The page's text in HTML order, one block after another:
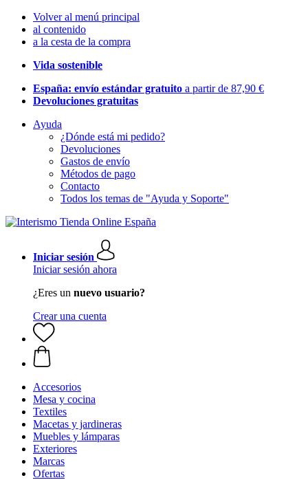
Volver al menú principal
al contenido
a la cesta de la compra
Vida sostenible
España: envío estándar gratuito a partir de 87,90 €
Devoluciones gratuitas
Ayuda
¿Dónde está mi pedido?
Devoluciones
Gastos de envío
Métodos de pago
Contacto
Todos los temas de "Ayuda y Soporte"
Iniciar sesión
Iniciar sesión ahora
¿Eres un nuevo usuario?
Crear una cuenta
Accesorios
Mesa y cocina
Textiles
Macetas y jardineras
Muebles y lámparas
Exteriores
Marcas
Ofertas